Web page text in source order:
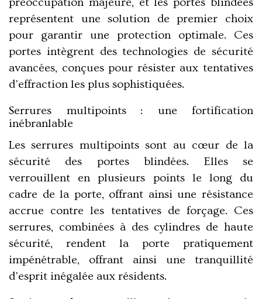
représentent une solution de premier choix
pour garantir une protection optimale. Ces
portes intègrent des technologies de sécurité
avancées, conçues pour résister aux tentatives
d'effraction les plus sophistiquées.
Serrures multipoints : une fortification
inébranlable
Les serrures multipoints sont au cœur de la
sécurité des portes blindées. Elles se
verrouillent en plusieurs points le long du
cadre de la porte, offrant ainsi une résistance
accrue contre les tentatives de forçage. Ces
serrures, combinées à des cylindres de haute
sécurité, rendent la porte pratiquement
impénétrable, offrant ainsi une tranquillité
d'esprit inégalée aux résidents.